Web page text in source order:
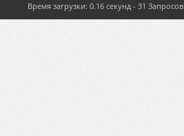
Время загрузки: 0.16 секунд - 31 Запросов